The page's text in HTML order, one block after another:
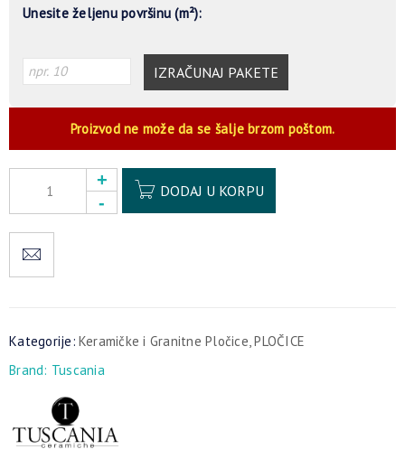
Unesite željenu površinu (m²):
IZRAČUNAJ PAKETE
Proizvod ne može da se šalje brzom poštom.
DODAJ U KORPU
Kategorije: Keramičke i Granitne Pločice,PLOČICE
Brand: Tuscania